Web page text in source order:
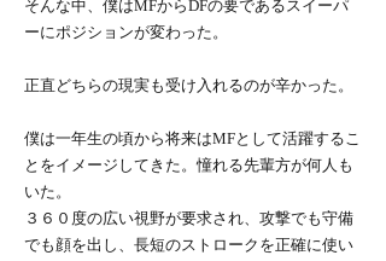
そんな中、僕はMFからDFの要であるスイーパ
ーにポジションが変わった。
正直どちらの現実も受け入れるのが辛かった。
僕は一年生の頃から将来はMFとして活躍するこ
とをイメージしてきた。憧れる先輩方が何人も
いた。
３６０度の広い視野が要求され、攻撃でも守備
でも顔を出し、長短のストロークを正確に使い